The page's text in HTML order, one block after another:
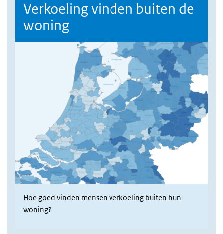
Verkoeling vinden buiten de
woning
Hoe goed vinden mensen verkoeling buiten hun
woning?